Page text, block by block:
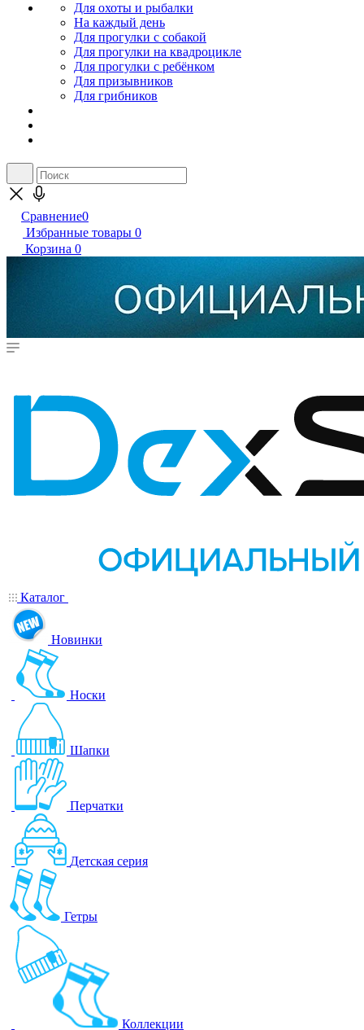
Для охоты и рыбалки
На каждый день
Для прогулки с собакой
Для прогулки на квадроцикле
Для прогулки с ребёнком
Для призывников
Для грибников
Сравнение0
Избранные товары 0
Корзина 0
Каталог
Новинки
Носки
Шапки
Перчатки
Детская серия
Гетры
Коллекции